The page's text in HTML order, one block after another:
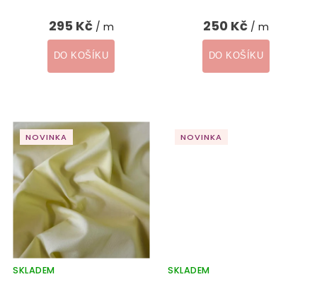
295 Kč / m
DO KOŠÍKU
250 Kč / m
DO KOŠÍKU
NOVINKA
SKLADEM
NOVINKA
SKLADEM